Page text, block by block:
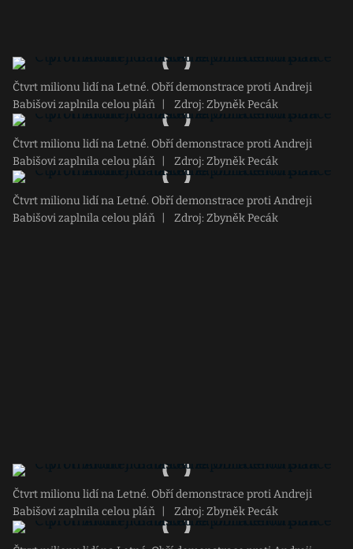
Čtvrt milionu lidí na Letné. Obří demonstrace proti Andreji
Babišovi zaplnila celou pláň
Zdroj: Zbyněk Pecák
Čtvrt milionu lidí na Letné. Obří demonstrace proti Andreji
Babišovi zaplnila celou pláň
Zdroj: Zbyněk Pecák
Čtvrt milionu lidí na Letné. Obří demonstrace proti Andreji
Babišovi zaplnila celou pláň
Zdroj: Zbyněk Pecák
Čtvrt milionu lidí na Letné. Obří demonstrace proti Andreji
Babišovi zaplnila celou pláň
Zdroj: Zbyněk Pecák